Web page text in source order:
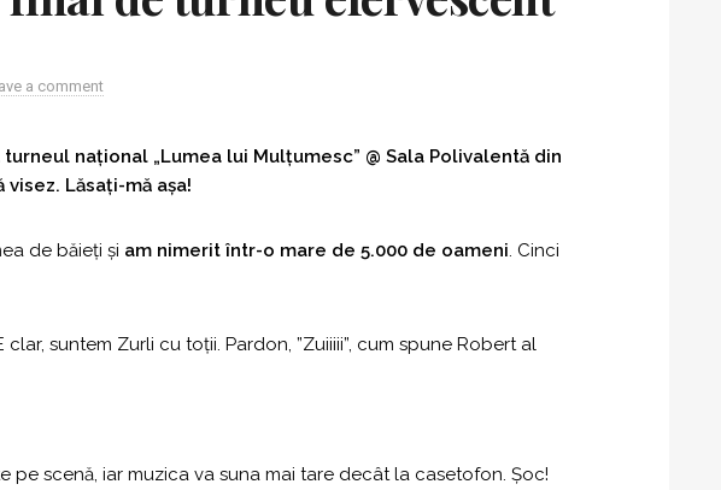
a comment
național „Lumea lui Mulțumesc” @ Sala Polivalentă din
Lăsați-mă așa!
de băieți și am nimerit într-o mare de 5.000 de oameni. Cinci
suntem Zurli cu toții. Pardon, ”Zuiiiii”, cum spune Robert al
scenă, iar muzica va suna mai tare decât la casetofon. Șoc!